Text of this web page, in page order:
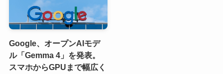
Google、オープンAIモデ
ル「Gemma 4」を発表。
スマホからGPUまで幅広く